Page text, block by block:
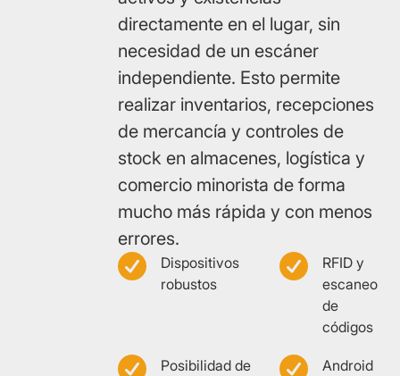
Esclusas de personas
Puertas batientes
Torniquetes de altura completa
SISTEMAS DE CIERRE ELECTRÓNICOS
SOLUCIONES PARA INTERIORES
Rastreador de interiores
Rastreador de personas
SOLUCIONES DE SOFTWARE
Seguridad empresarial
Salud y Laboratorio
directamente en el lugar, sin
necesidad de un escáner
independiente. Esto permite
realizar inventarios, recepciones
de mercancía y controles de
stock en almacenes, logística y
comercio minorista de forma
mucho más rápida y con menos
errores.
Dispositivos
robustos
RFID y
escaneo
de
códigos
Posibilidad de
Android